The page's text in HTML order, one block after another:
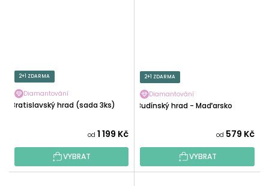
2+1 ZDARMA
Diamantování
Bratislavský hrad (sada 3ks)
od 1 199 Kč
VYBRAT
2+1 ZDARMA
Diamantování
Budínský hrad - Maďarsko
od 579 Kč
VYBRAT